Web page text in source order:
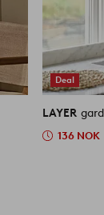
Deal
LAYER
136 NOK